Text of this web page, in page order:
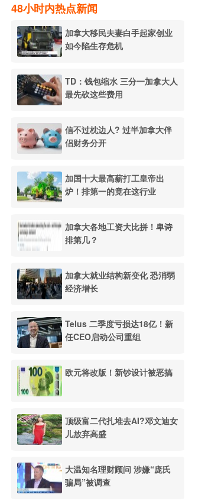
48小时内热点新闻
加拿大移民夫妻白手起家创业
如今陷生存危机
TD：钱包缩水 三分一加拿大人
最先砍这些费用
信不过枕边人? 过半加拿大伴
侣财务分开
加国十大最高薪打工皇帝出
炉！排第一的竟在这行业
加拿大各地工资大比拼！卑诗
排第几？
加拿大就业结构新变化 恐消弱
经济增长
Telus 二季度亏损达18亿！新
任CEO启动公司重组
欧元将改版！新钞设计被恶搞
顶级富二代扎堆去AI?邓文迪女
儿放弃高盛
大温知名理财顾问 涉嫌“庞氏
骗局”被调查